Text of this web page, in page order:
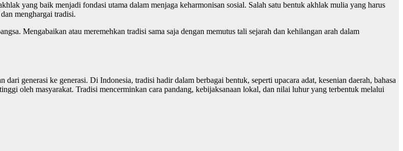
yang baik menjadi fondasi utama dalam menjaga keharmonisan sosial. Salah satu bentuk akhlak mulia yang harus
menghargai tradisi.
Mengabaikan atau meremehkan tradisi sama saja dengan memutus tali sejarah dan kehilangan arah dalam
generasi ke generasi. Di Indonesia, tradisi hadir dalam berbagai bentuk, seperti upacara adat, kesenian daerah, bahasa
oleh masyarakat. Tradisi mencerminkan cara pandang, kebijaksanaan lokal, dan nilai luhur yang terbentuk melalui